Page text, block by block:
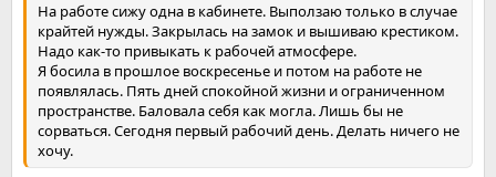
На работе сижу одна в кабинете. Выползаю только в случае
крайтей нужды. Закрылась на замок и вышиваю крестиком.
Надо как-то привыкать к рабочей атмосфере.
Я босила в прошлое воскресенье и потом на работе не
появлялась. Пять дней спокойной жизни и ограниченном
пространстве. Баловала себя как могла. Лишь бы не
сорваться. Сегодня первый рабочий день. Делать ничего не
хочу.